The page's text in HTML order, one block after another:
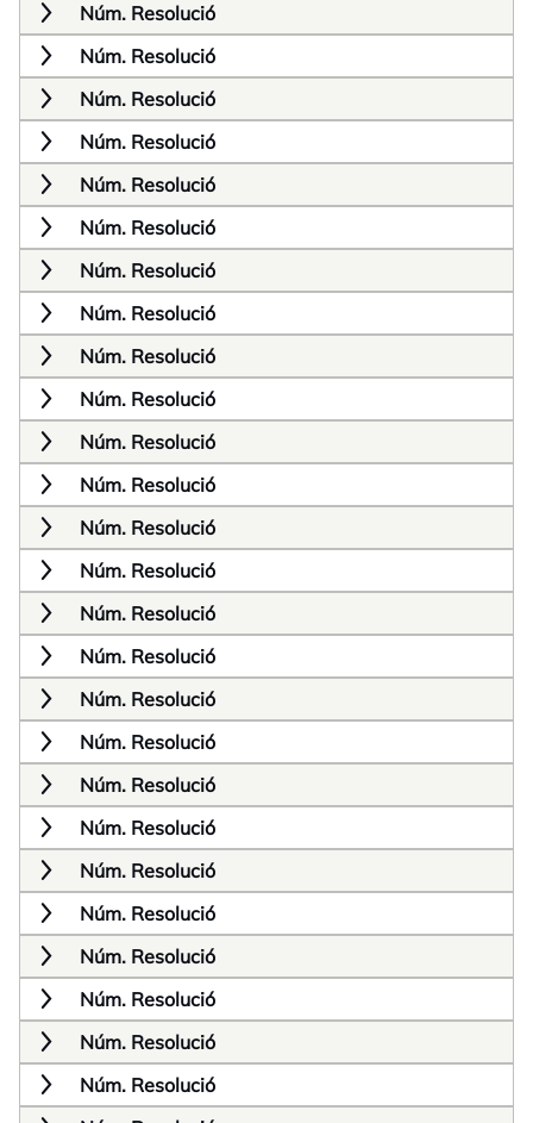
Núm. Resolució
Núm. Resolució
Núm. Resolució
Núm. Resolució
Núm. Resolució
Núm. Resolució
Núm. Resolució
Núm. Resolució
Núm. Resolució
Núm. Resolució
Núm. Resolució
Núm. Resolució
Núm. Resolució
Núm. Resolució
Núm. Resolució
Núm. Resolució
Núm. Resolució
Núm. Resolució
Núm. Resolució
Núm. Resolució
Núm. Resolució
Núm. Resolució
Núm. Resolució
Núm. Resolució
Núm. Resolució
Núm. Resolució